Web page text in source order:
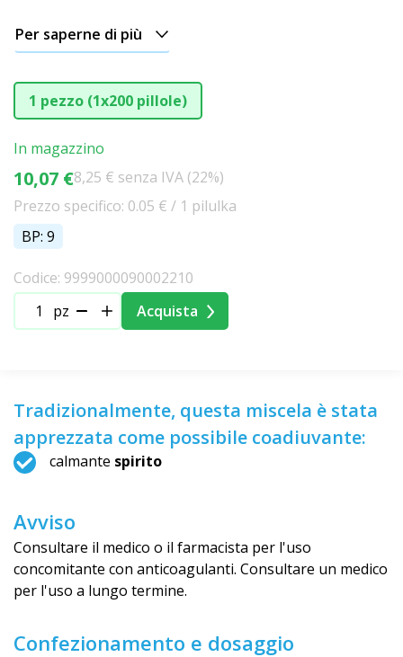
Per saperne di più
1 pezzo (1x200 pillole)
In magazzino
10,07 €8,25 € senza IVA (22%)
Prezzo specifico: 0.05 € / 1 pilulka
BP: 9
Codice: 9999000090002210
pz
Acquista
Tradizionalmente, questa miscela è stata
apprezzata come possibile coadiuvante:
calmante spirito
Avviso
Consultare il medico o il farmacista per l'uso
concomitante con anticoagulanti. Consultare un medico
per l'uso a lungo termine.
Confezionamento e dosaggio